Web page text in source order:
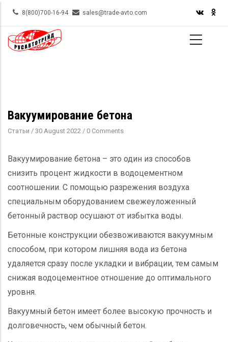
Skip
main
content
8(800)700-16-94 sales@trade-avto.com
Вакуумирование бетона
Статьи / 30 August 2022 / 0 Comments
Вакуумирование бетона – это один из способов
снизить процент жидкости в водоцементном
соотношении. С помощью разрежения воздуха
специальным оборудованием свежеуложенный
бетонный раствор осушают от избытка воды.
Бетонные конструкции обезвоживаются вакуумным
способом, при котором лишняя вода из бетона
удаляется сразу после укладки и вибрации, тем самым
снижая водоцементное отношение до оптимального
уровня.
Вакуумный бетон имеет более высокую прочность и
долговечность, чем обычный бетон.